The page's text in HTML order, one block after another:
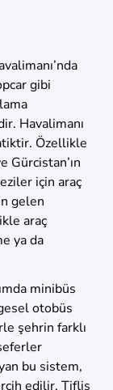
gibi
Havalimanı
Özellikle
Gürcistan’ın
için araç
gelen
araç
ya da
minibüs
otobüs
şehrin farklı
bu sistem,
edilir. Tiflis